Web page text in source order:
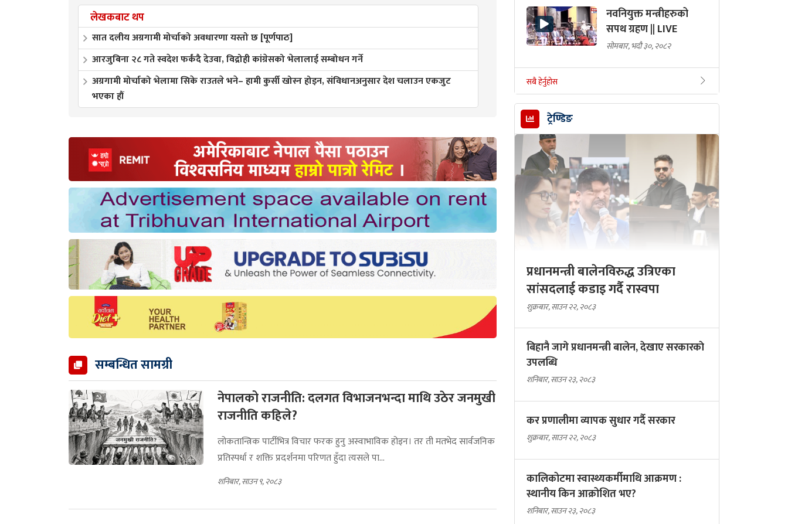
लेखकबाट थप
सात दलीय अग्रगामी मोर्चाको अवधारणा यस्तो छ [पूर्णपाठ]
आरजुबिना २८ गते स्वदेश फर्कंदै देउवा, विद्रोही कांग्रेसको भेलालाई सम्बोधन गर्ने
अग्रगामी मोर्चाको भेलामा सिके राउतले भने– हामी कुर्सी खोस्न होइन, संविधानअनुसार देश चलाउन एकजुट
भएका हौं
सम्बन्धित सामग्री
नेपालको राजनीति: दलगत विभाजनभन्दा माथि उठेर जनमुखी
राजनीति कहिले?
लोकतान्त्रिक पार्टीभित्र विचार फरक हुनु अस्वाभाविक होइन। तर ती मतभेद सार्वजनिक
प्रतिस्पर्धा र शक्ति प्रदर्शनमा परिणत हुँदा त्यसले पा...
शनिबार, साउन ९, २०८३
नवनियुक्त मन्त्रीहरुको
सपथ ग्रहण || LIVE
सोमबार, भदौ ३०, २०८२
सबै हेर्नुहोस
ट्रेण्डिङ
प्रधानमन्त्री बालेनविरुद्ध उत्रिएका
सांसदलाई कडाइ गर्दै रास्वपा
शुक्रबार, साउन २२, २०८३
बिहानै जागे प्रधानमन्त्री बालेन, देखाए सरकारकाे
उपलब्धि
शनिबार, साउन २३, २०८३
कर प्रणालीमा व्यापक सुधार गर्दै सरकार
शुक्रबार, साउन २२, २०८३
कालिकोटमा स्वास्थ्यकर्मीमाथि आक्रमण :
स्थानीय किन आक्रोशित भए?
शनिबार, साउन २३, २०८३